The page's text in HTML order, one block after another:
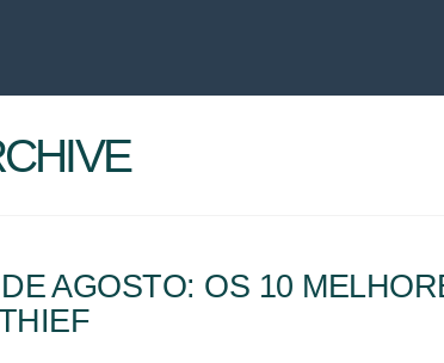
AGOSTO: OS 10